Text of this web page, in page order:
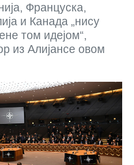
Француска,
и Канада „нису
том идејом“,
из Алијансе овом